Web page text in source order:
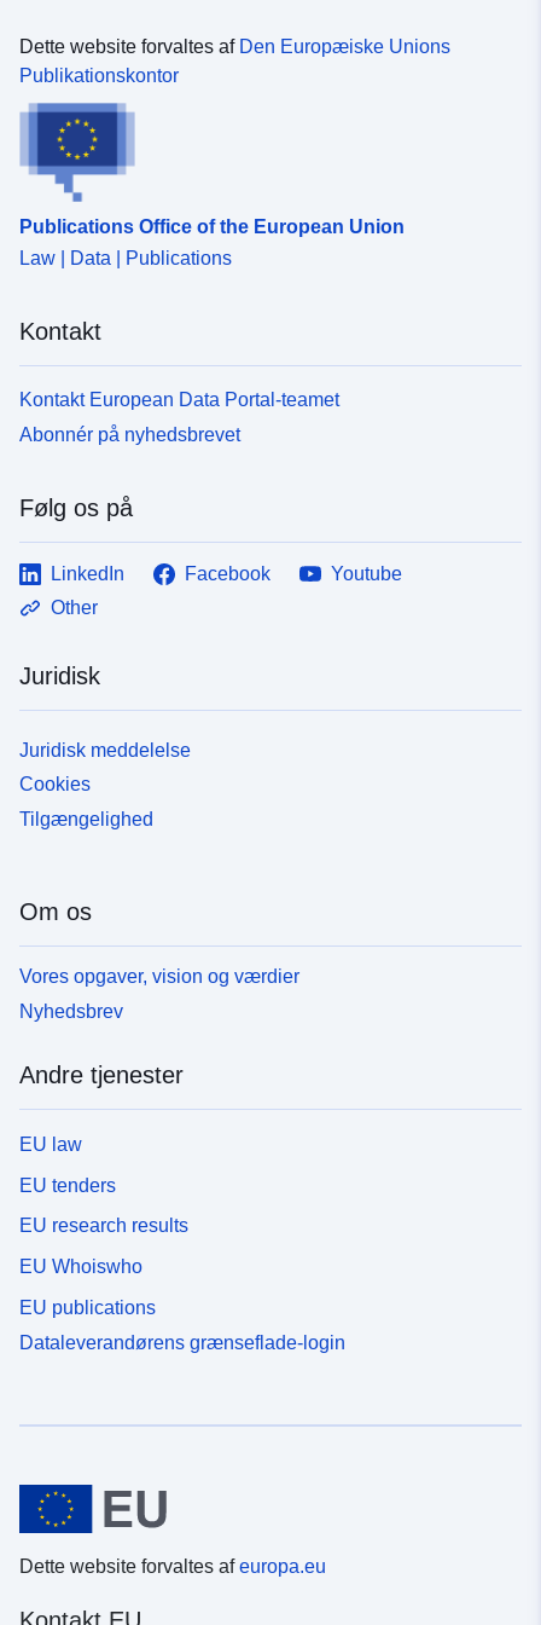
Dette website forvaltes af Den Europæiske Unions
Publikationskontor
Publications Office of the European Union
Law | Data | Publications
Kontakt
Kontakt European Data Portal-teamet
Abonnér på nyhedsbrevet
Følg os på
LinkedIn Facebook
Youtube
Other
Juridisk
Juridisk meddelelse
Cookies
Tilgængelighed
Om os
Vores opgaver, vision og værdier
Nyhedsbrev
Andre tjenester
EU law
EU tenders
EU research results
EU Whoiswho
EU publications
Dataleverandørens grænseflade-login
Dette website forvaltes afeuropa.eu